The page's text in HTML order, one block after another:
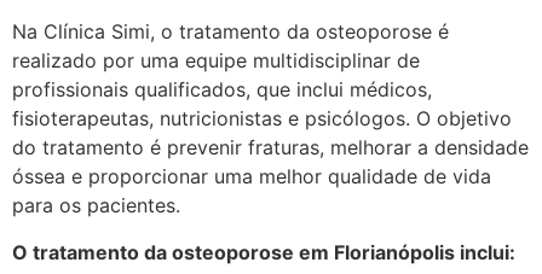
Na Clínica Simi, o tratamento da osteoporose é
realizado por uma equipe multidisciplinar de
profissionais qualificados, que inclui médicos,
fisioterapeutas, nutricionistas e psicólogos. O objetivo
do tratamento é prevenir fraturas, melhorar a densidade
óssea e proporcionar uma melhor qualidade de vida
para os pacientes.
O tratamento da osteoporose em Florianópolis inclui: